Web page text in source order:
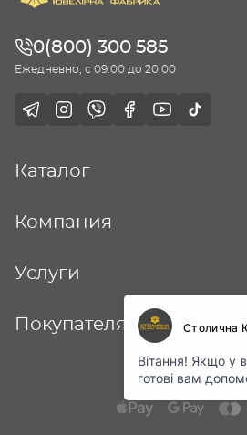
0(800) 300 585
Ежедневно, с 09:00 до 20:00
Каталог
Компания
Услуги
Покупателям